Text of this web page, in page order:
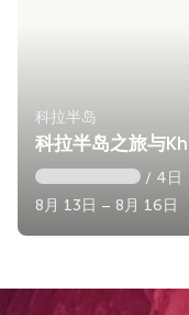
科拉半岛
科拉半岛之旅与
/ 4日
8月 13日 – 8月 16日